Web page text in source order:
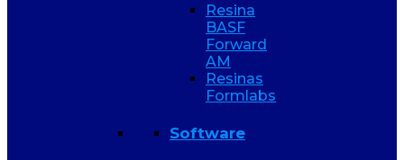
Resina
BASF
Forward
AM
Resinas
Formlabs
Software